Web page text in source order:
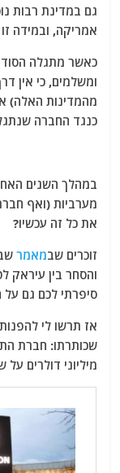
גם במדינת רבות
אמריקה, ובמידה
כאשר מתגלה הסוד
ומשלמים, כי אין
מהמדינות האלה)
כנגד החברה
במהלך השנים
מערביות (ואף
את כל זה עכשיו?
זוכרים שבמאמר
והסחר בין עיראק
סיפרתי לכם גם
אז תרשו לי
שכותרתו: חברת
מיליוני דולרים